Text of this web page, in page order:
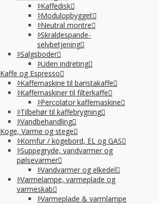
Kaffedisk
Modulopbygget
Neutral montre
Skraldespande-
selvbetjening
Salgsboder
Uden indreting
Kaffe og Espresso
Kaffemaskine til baristakaffe
Kaffemaskiner til filterkaffe
Percolator kaffemaskine
Tilbehør til kaffebrygning
Vandbehandling
Koge, Varme og stege
Komfur / kogebord, EL og GAS
Suppegryde, vandvarmer og
pølsevarmer
Vandvarmer og elkedel
Varmelampe, varmeplade og
varmeskab
Varmeplade & varmlampe